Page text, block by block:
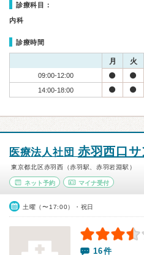
診療科目：
内科
診療時間
月 火
09:00-12:00
14:00-18:00
医療法人社団 赤羽西口
東京都北区赤羽西（赤羽駅、赤羽岩淵駅）
ネット予約 マイナ受付
土曜（〜17:00）・祝日
16件